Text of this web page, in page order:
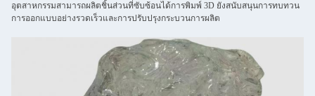
อุตสาหกรรมสามารถผลิตชิ้นส่วนที่ซับซ้อนได้การพิมพ์ 3D ยังสนับสนุนการทบทวน
การออกแบบอย่างรวดเร็วและการปรับปรุงกระบวนการผลิต